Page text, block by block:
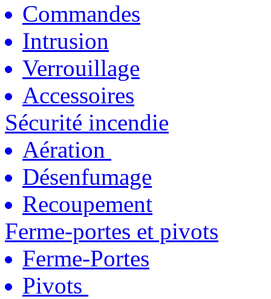
Commandes
Intrusion
Verrouillage
Accessoires
Sécurité incendie
Aération
Désenfumage
Recoupement
Ferme-portes et pivots
Ferme-Portes
Pivots